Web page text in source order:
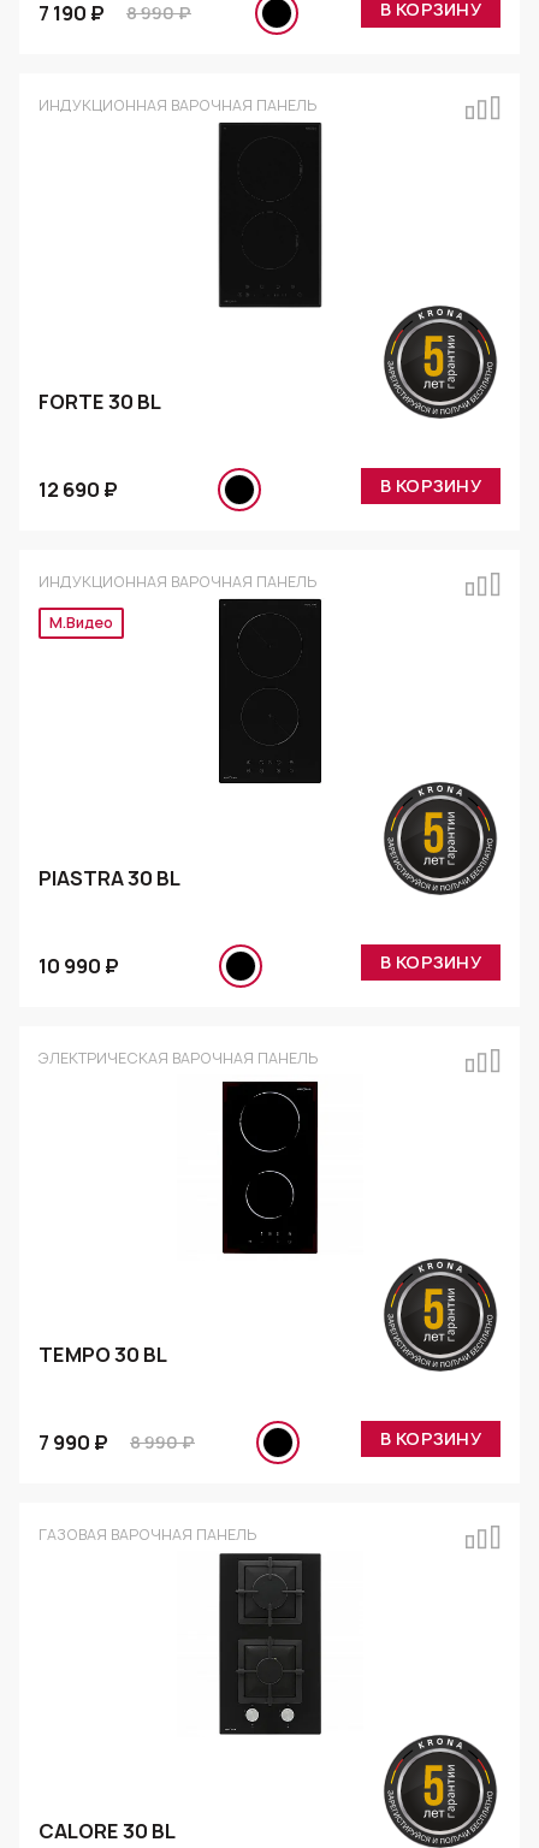
7 190 ₽ 8 990 ₽ В КОРЗИНУ
ИНДУКЦИОННАЯ ВАРОЧНАЯ ПАНЕЛЬ
FORTE 30 BL
12 690 ₽ В КОРЗИНУ
ИНДУКЦИОННАЯ ВАРОЧНАЯ ПАНЕЛЬ
Эксклюзив
PIASTRA 30 BL
10 990 ₽ В КОРЗИНУ
ЭЛЕКТРИЧЕСКАЯ ВАРОЧНАЯ ПАНЕЛЬ
TEMPO 30 BL
7 990 ₽ 8 990 ₽ В КОРЗИНУ
ГАЗОВАЯ ВАРОЧНАЯ ПАНЕЛЬ
CALORE 30 BL